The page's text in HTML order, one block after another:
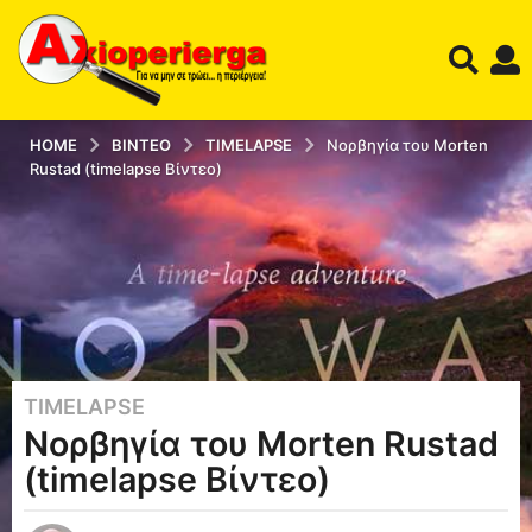
HOME ΒΊΝΤΕΟ TIMELAPSE
Νορβηγία του Morten
Rustad (timelapse Βίντεο)
1
2
έ
τ
TIMELAPSE
Νορβηγία του Morten Rustad
(timelapse Βίντεο)